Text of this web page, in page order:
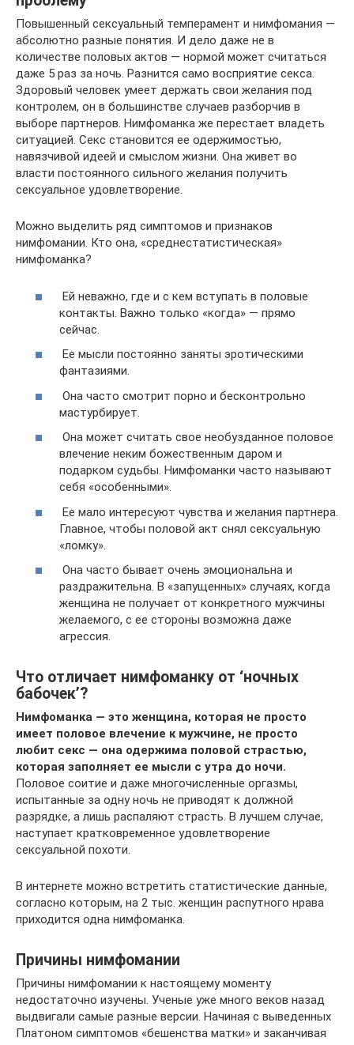
Повышенный сексуальный темперамент и нимфомания —
абсолютно разные понятия. И дело даже не в
количестве половых актов — нормой может считаться
даже 5 раз за ночь. Разнится само восприятие секса.
Здоровый человек умеет держать свои желания под
контролем, он в большинстве случаев разборчив в
выборе партнеров. Нимфоманка же перестает владеть
ситуацией. Секс становится ее одержимостью,
навязчивой идеей и смыслом жизни. Она живет во
власти постоянного сильного желания получить
сексуальное удовлетворение.
Можно выделить ряд симптомов и признаков
нимфомании. Кто она, «среднестатистическая»
нимфоманка?
Ей неважно, где и с кем вступать в половые
контакты. Важно только «когда» — прямо
сейчас.
Ее мысли постоянно заняты эротическими
фантазиями.
Она часто смотрит порно и бесконтрольно
мастурбирует.
Она может считать свое необузданное половое
влечение неким божественным даром и
подарком судьбы. Нимфоманки часто называют
себя «особенными».
Ее мало интересуют чувства и желания партнера.
Главное, чтобы половой акт снял сексуальную
«ломку».
Она часто бывает очень эмоциональна и
раздражительна. В «запущенных» случаях, когда
женщина не получает от конкретного мужчины
желаемого, с ее стороны возможна даже
агрессия.
Что отличает нимфоманку от ‘ночных
бабочек’?
Нимфоманка — это женщина, которая не просто
имеет половое влечение к мужчине, не просто
любит секс — она одержима половой страстью,
которая заполняет ее мысли с утра до ночи.
Половое соитие и даже многочисленные оргазмы,
испытанные за одну ночь не приводят к должной
разрядке, а лишь распаляют страсть. В лучшем случае,
наступает кратковременное удовлетворение
сексуальной похоти.
В интернете можно встретить статистические данные,
согласно которым, на 2 тыс. женщин распутного нрава
приходится одна нимфоманка.
Причины нимфомании
Причины нимфомании к настоящему моменту
недостаточно изучены. Ученые уже много веков назад
выдвигали самые разные версии. Начиная с выведенных
Платоном симптомов «бешенства матки» и заканчивая